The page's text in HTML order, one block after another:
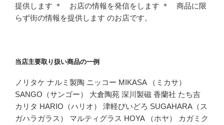
提供します ＊ お店の情報を発信をします ＊ 商品に限
らず街の情報を提供します のお店です。
当店主要取り扱い商品の一例
ノリタケ ナルミ製陶 ニッコー MIKASA （ミカサ）
SANGO（サンゴー） 大倉陶苑 深川製磁 香蘭社 たち吉
カリタ HARIO（ハリオ） 津軽びいどろ SUGAHARA（ス
ガハラガラス） マルティグラス HOYA （ホヤ） カガミク